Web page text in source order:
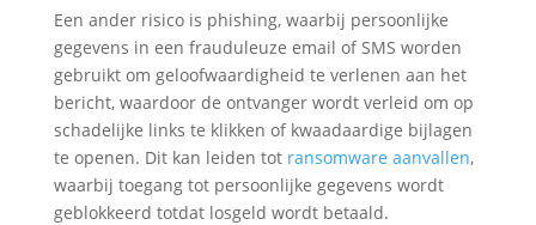
Een ander risico is phishing, waarbij persoonlijke
gegevens in een frauduleuze email of SMS worden
gebruikt om geloofwaardigheid te verlenen aan het
bericht, waardoor de ontvanger wordt verleid om op
schadelijke links te klikken of kwaadaardige bijlagen
te openen. Dit kan leiden tot ransomware aanvallen,
waarbij toegang tot persoonlijke gegevens wordt
geblokkeerd totdat losgeld wordt betaald.